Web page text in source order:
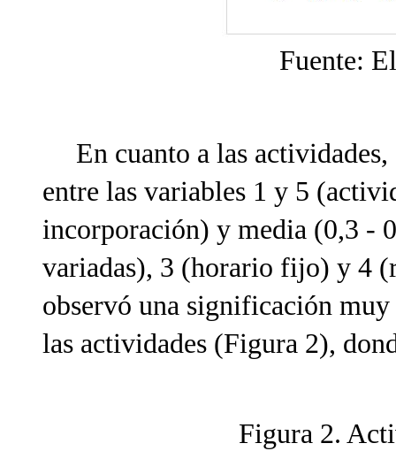
Fuente:
En cuanto a las
entre las variables 1 y 5
incorporación) y media (0,3 -
variadas), 3 (horario fijo) y 4
observó una significación
las actividades (Figura 2),
Figura 2.